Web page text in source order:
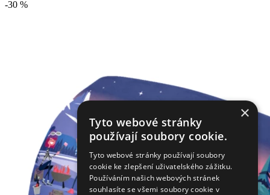
-30 %
×
Tyto webové stránky
používají soubory cookie.
Tyto webové stránky používají soubory
cookie ke zlepšení uživatelského zážitku.
Používáním našich webových stránek
souhlasíte se všemi soubory cookie v